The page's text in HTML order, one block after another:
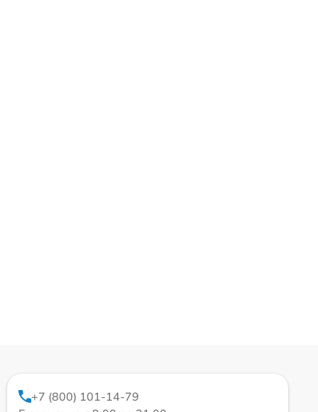
+7 (800) 101-14-79